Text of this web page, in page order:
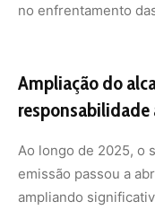
no enfrentamento
Ampliação do
Ao longo de 2025, o
emissão passou a
ampliando